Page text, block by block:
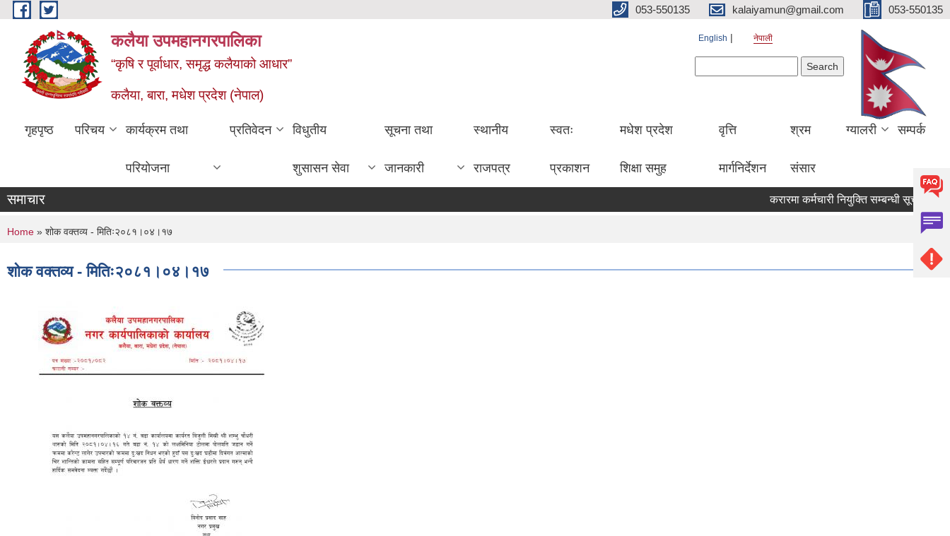
Skip to main content 053-550135 kalaiyamun@gmail.com 053-550135
कलैया उपमहानगरपालिका
“कृषि र पूर्वाधार, समृद्ध कलैयाको आधार”
कलैया, बारा, मधेश प्रदेश (नेपाल)
English नेपाली
गृहपृष्ठ परिचय कार्यक्रम तथा
परियोजना
प्रतिवेदन विधुतीय
शुसासन सेवा
सूचना तथा
जानकारी
स्थानीय
राजपत्र
स्वतः
प्रकाशन
मधेश प्रदेश
शिक्षा समुह
वृत्ति
मार्गनिर्देशन
श्रम
संसार
ग्यालरी सम्पर्क
समाचार करारमा कर्मचारी नियुक्ति सम्बन्धी सूचना
You are here
Home » शोक वक्तव्य - मितिः२०८१।०४।१७
शोक वक्तव्य - मितिः२०८१।०४।१७